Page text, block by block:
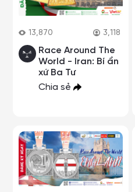
13,870 3,118
Race Around The
World - Iran: Bí ẩn
xứ Ba Tư
Chia sẻ